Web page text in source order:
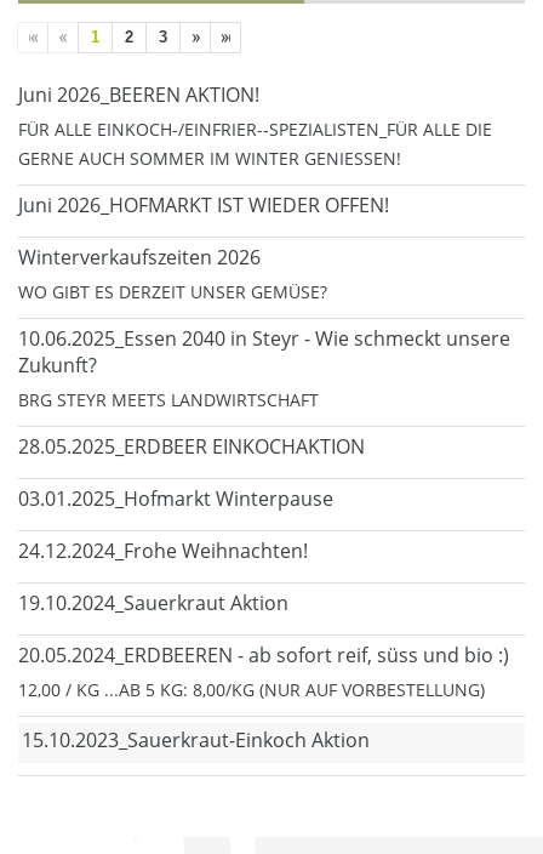
1 2 3
Juni 2026_BEEREN AKTION!
FÜR ALLE EINKOCH-/EINFRIER--SPEZIALISTEN_FÜR ALLE DIE
GERNE AUCH SOMMER IM WINTER GENIESSEN!
Juni 2026_HOFMARKT IST WIEDER OFFEN!
Winterverkaufszeiten 2026
WO GIBT ES DERZEIT UNSER GEMÜSE?
10.06.2025_Essen 2040 in Steyr - Wie schmeckt unsere
Zukunft?
BRG STEYR MEETS LANDWIRTSCHAFT
28.05.2025_ERDBEER EINKOCHAKTION
03.01.2025_Hofmarkt Winterpause
24.12.2024_Frohe Weihnachten!
19.10.2024_Sauerkraut Aktion
20.05.2024_ERDBEEREN - ab sofort reif, süss und bio :)
12,00 / KG ...AB 5 KG: 8,00/KG (NUR AUF VORBESTELLUNG)
15.10.2023_Sauerkraut-Einkoch Aktion